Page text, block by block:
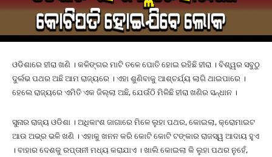
ଓଡିଶାରେ ହୀରା ଖଣି । କଳିଙ୍ଗର ମାଟି ତଳେ ପୋତି ହୋଇ ରହିଛି ହୀରା । ବିଶ୍ୱର ସବୁଠୁ
ଦୁର୍ଲଭ ପଥର ଅଛି ଆମ ରାଜ୍ୟରେ । ଏହା ଶୁଣିବାକୁ ଆଶ୍ଚର୍ଯ୍ୟ ଲାଗି ଥାଇପାରେ ।
ହେଲେ ରାଜ୍ୟରେ ଏମିତି ଏକ ଜିଲ୍ଲା ଅଛି, ଯେଉଁଠି ମିଳିଛି ହୀରା ଖଣିର ସନ୍ଧାନ ।
ସୁନାର ରାଜ୍ୟ ଓଡିଶା । ଅଧିକାଂଶ ଜାଗାରେ ମିଳେ ଲୁହା ପଥର, କୋଇଲା, କ୍ରୋମାଇଟ
ଆଉ ଅଭ୍ର ଭଳି ଖଣି । ଏହାକୁ ଖନନ କରି କୋଟି କୋଟି ଟଙ୍କାର ରାଜସ୍ୱ ଆଦାୟ ହୁଏ
। ବାହାର ଦେଶକୁ ରପ୍ତାନୀ ମଧ୍ୟ କରାଯାଏ । ଖାଲି କୋଇଲା କି ଲୁହା ପଥର ନୁହେଁ,